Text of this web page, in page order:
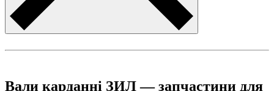
Вали карданні ЗИЛ — запчастини для